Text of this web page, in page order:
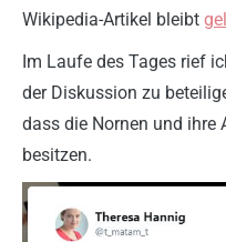
Wikipedia-Artikel bleibt
Im Laufe des Tages rief
der Diskussion zu
dass die Nornen und ihre
besitzen.